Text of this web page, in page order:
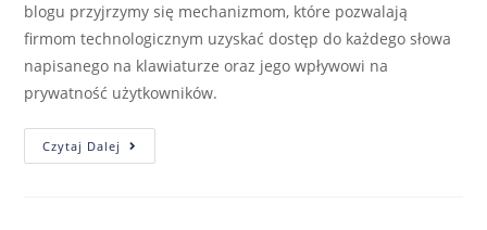
blogu przyjrzymy się mechanizmom, które pozwalają
firmom technologicznym uzyskać dostęp do każdego słowa
napisanego na klawiaturze oraz jego wpływowi na
prywatność użytkowników.
Czytaj Dalej